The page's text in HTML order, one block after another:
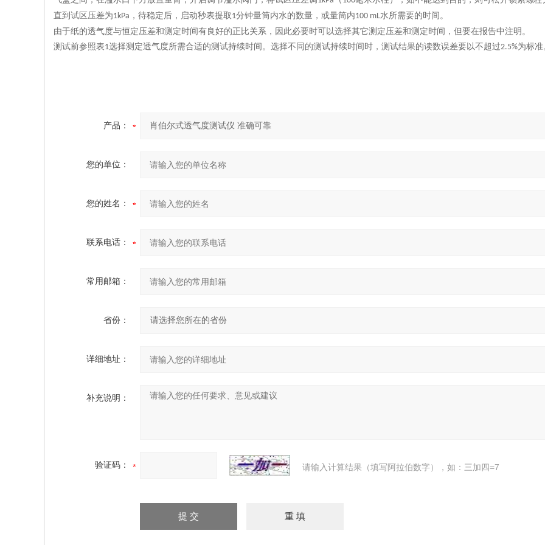
直到试区压差为1kPa ，待稳定后，启动秒表提取 1分钟量筒内水的数量，或量筒内100 mL水所需要的时间。
由于纸的透气度与恒定压差和测定时间有良好的正比关系，因此必要时可以选择其它测定压差和测定时间，但要在报告中注明。
测试前参照表1选择测定透气度所需合适的测试持续时间。选择不同的测试持续时间时，测试结果的读数误差要以不超过2.5%为标准
产品：
您的单位：
您的姓名：
联系电话：
常用邮箱：
省份：
详细地址：
补充说明：
验证码： 请输入计算结果（填写阿拉伯数字），如：三加四=7